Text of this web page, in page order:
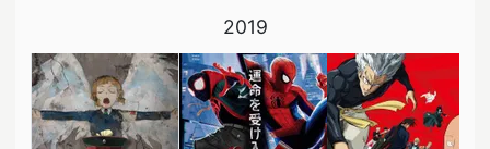
2019